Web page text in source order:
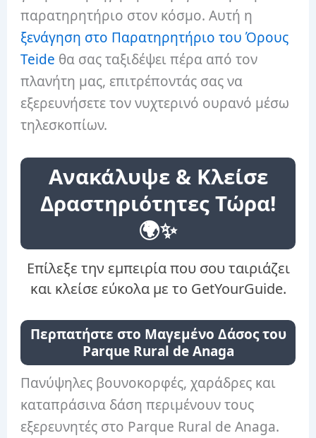
παρατηρητήριο στον κόσμο. Αυτή η
ξενάγηση στο Παρατηρητήριο του Όρους
Teide θα σας ταξιδέψει πέρα ​​από τον
πλανήτη μας, επιτρέποντάς σας να
εξερευνήσετε τον νυχτερινό ουρανό μέσω
τηλεσκοπίων.
Ανακάλυψε & Κλείσε
Δραστηριότητες Τώρα!
🌍✨
Επίλεξε την εμπειρία που σου ταιριάζει
και κλείσε εύκολα με το GetYourGuide.
Περπατήστε στο Μαγεμένο Δάσος του
Parque Rural de Anaga
Πανύψηλες βουνοκορφές, χαράδρες και
καταπράσινα δάση περιμένουν τους
εξερευνητές στο Parque Rural de Anaga.